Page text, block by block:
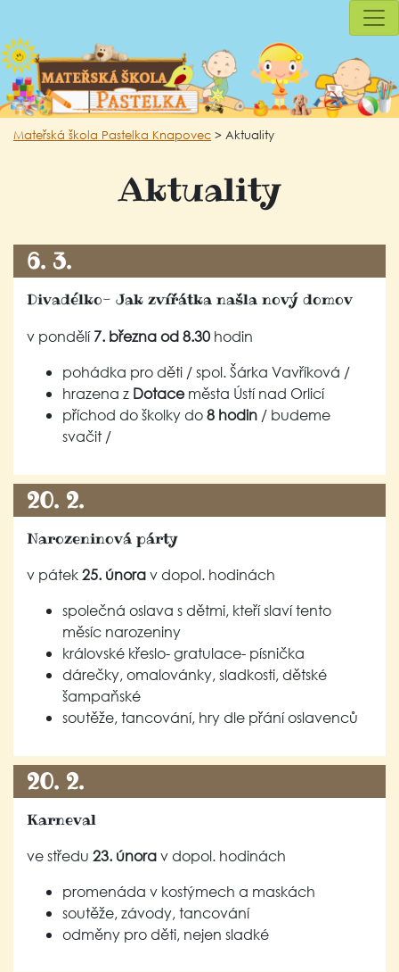
Mateřská škola Pastelka Knapovec > Aktuality
Aktuality
6. 3.
Divadélko- Jak zvířátka našla nový domov
v pondělí7. března od 8.30 hodin
pohádka pro děti / spol. Šárka Vavříková /
hrazena z Dotaceměsta Ústí nad Orlicí
příchod do školky do8 hodin / budeme
svačit /
20. 2.
Narozeninová párty
v pátek25. únorav dopol. hodinách
společná oslava s dětmi, kteří slaví tento
měsíc narozeniny
královské křeslo- gratulace- písnička
dárečky, omalovánky, sladkosti, dětské
šampaňské
soutěže, tancování, hry dle přání oslavenců
20. 2.
Karneval
ve středu 23. únorav dopol. hodinách
promenáda v kostýmech a maskách
soutěže, závody, tancování
odměny pro děti, nejen sladké